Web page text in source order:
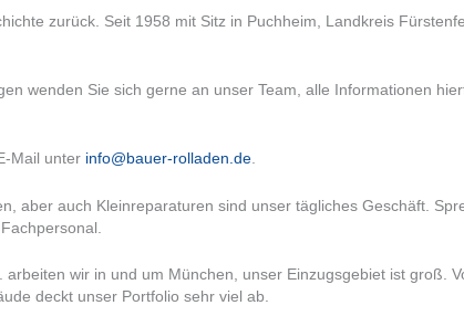
zurück. Seit 1958 mit Sitz in Puchheim, Landkreis
wenden Sie sich gerne an unser Team, alle Informationen
Mail unter info@bauer-rolladen.de.
aber auch Kleinreparaturen sind unser tägliches Geschäft.
wir in und um München, unser Einzugsgebiet ist groß.
deckt unser Portfolio sehr viel ab.